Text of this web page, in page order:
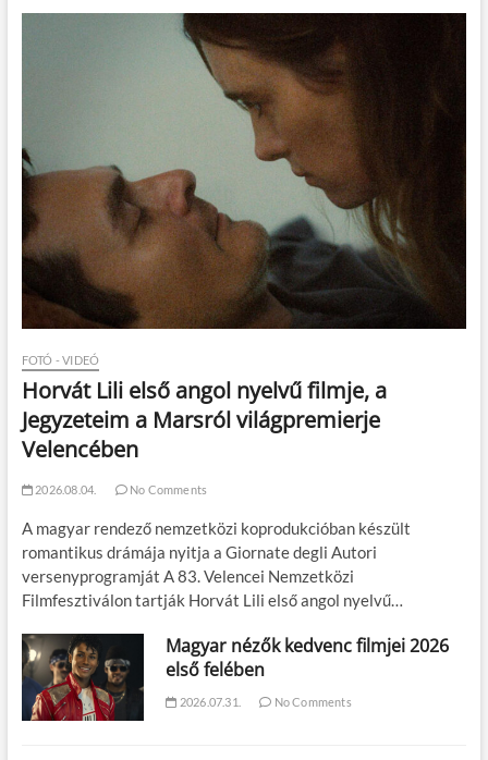
FOTÓ - VIDEÓ
Horvát Lili első angol nyelvű filmje, a
Jegyzeteim a Marsról világpremierje
Velencében
2026.08.04. No Comments
A magyar rendező nemzetközi koprodukcióban készült
romantikus drámája nyitja a Giornate degli Autori
versenyprogramját A 83. Velencei Nemzetközi
Filmfesztiválon tartják Horvát Lili első angol nyelvű…
Magyar nézők kedvenc filmjei 2026
első felében
2026.07.31. No Comments